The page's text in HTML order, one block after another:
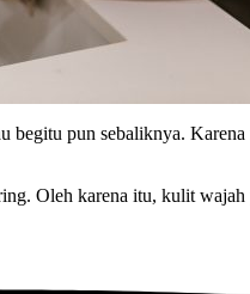
pun sebaliknya.
Oleh karena itu, kulit